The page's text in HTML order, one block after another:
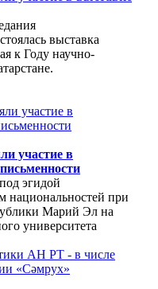
выставка
к Году научно-
участие в
эгидой
национальностей при
Марий Эл на
университета